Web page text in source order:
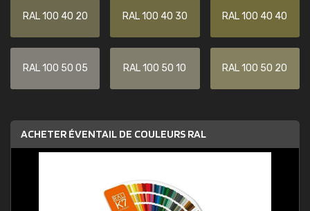
RAL 100 40 20 RAL 100 40 30 RAL 100 40 40
RAL 100 50 05 RAL 100 50 10 RAL 100 50 20
ACHETER ÉVENTAIL DE COULEURS RAL